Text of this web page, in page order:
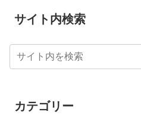
サイト内検索
カテゴリー